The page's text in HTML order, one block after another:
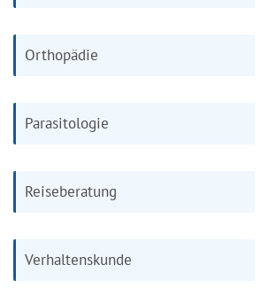
Orthopädie
Parasitologie
Reiseberatung
Verhaltenskunde